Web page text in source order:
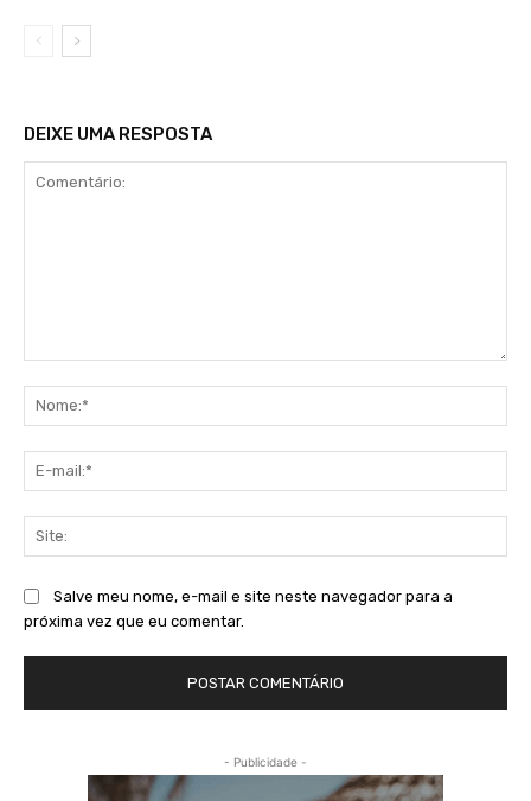
DEIXE UMA RESPOSTA
Salve meu nome, e-mail e site neste navegador para a
próxima vez que eu comentar.
- Publicidade -